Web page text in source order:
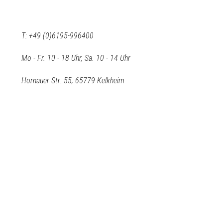
T: +49 (0)6195-996400
Mo - Fr. 10 - 18 Uhr, Sa. 10 - 14 Uhr
Hornauer Str. 55, 65779 Kelkheim